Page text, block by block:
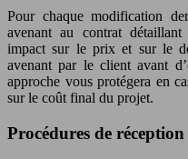
Pour chaque modification
avenant au contrat détaillant
impact sur le prix et sur le
avenant par le client avant
approche vous protégera en
sur le coût final du projet.
Procédures de